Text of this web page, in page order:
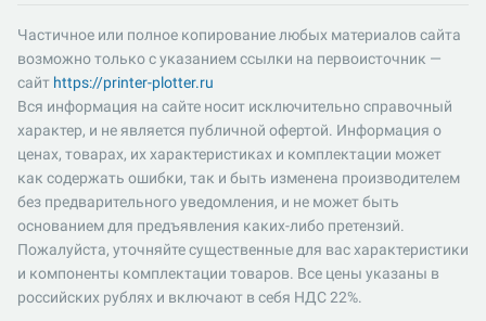
Частичное или полное копирование любых материалов сайта
возможно только с указанием ссылки на первоисточник —
сайт https://printer-plotter.ru
Вся информация на сайте носит исключительно справочный
характер, и не является публичной офертой. Информация о
ценах, товарах, их характеристиках и комплектации может
как содержать ошибки, так и быть изменена производителем
без предварительного уведомления, и не может быть
основанием для предъявления каких-либо претензий.
Пожалуйста, уточняйте существенные для вас характеристики
и компоненты комплектации товаров. Все цены указаны в
российских рублях и включают в себя НДС 22%.